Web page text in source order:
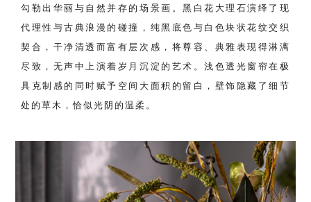
勾勒出华丽与自然并存的场景画。黑白花大理石演绎了现
代理性与古典浪漫的碰撞，纯黑底色与白色块状花纹交织
契合，干净清透而富有层次感，将尊容、典雅表现得淋漓
尽致，无声中上演着岁月沉淀的艺术。浅色透光窗帘在极
具克制感的同时赋予空间大面积的留白，壁饰隐藏了细节
处的草木，恰似光阴的温柔。